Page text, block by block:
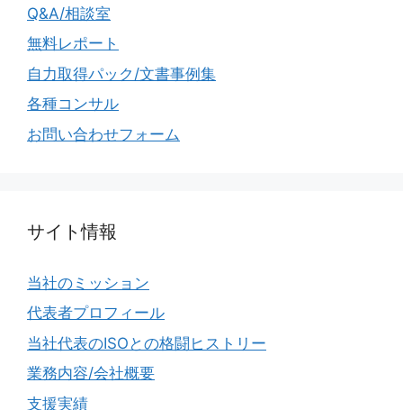
Q&A/相談室
無料レポート
自力取得パック/文書事例集
各種コンサル
お問い合わせフォーム
サイト情報
当社のミッション
代表者プロフィール
当社代表のISOとの格闘ヒストリー
業務内容/会社概要
支援実績